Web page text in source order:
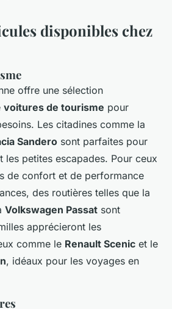
disponibles chez
offre une sélection
voitures de tourisme pour
Les citadines comme la
Sandero sont parfaites pour
les petites escapades. Pour ceux
de confort et de performance
des routières telles que la
Volkswagen Passat sont
apprécieront les
comme le Renault Scenic et le
, idéaux pour les voyages en